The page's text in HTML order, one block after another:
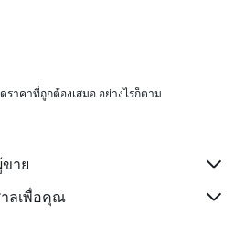
ราคาที่ถูกต้องเสมอ อย่างไรก็ตาม
ขาย
ลเพื่อคุณ